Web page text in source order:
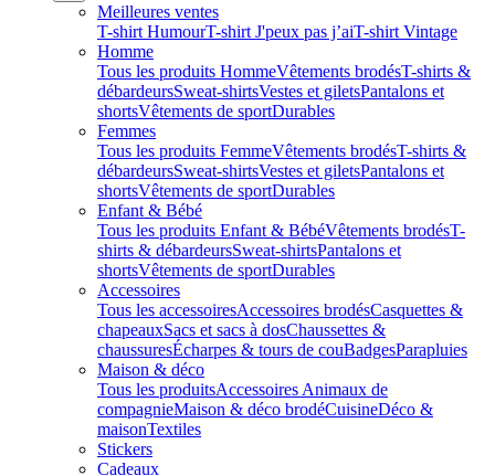
Meilleures ventes
T-shirt HumourT-shirt J'peux pas j’aiT-shirt Vintage
Homme
Tous les produits HommeVêtements brodésT-shirts &
débardeursSweat-shirtsVestes et giletsPantalons et
shortsVêtements de sportDurables
Femmes
Tous les produits FemmeVêtements brodésT-shirts &
débardeursSweat-shirtsVestes et giletsPantalons et
shortsVêtements de sportDurables
Enfant & Bébé
Tous les produits Enfant & BébéVêtements brodésT-
shirts & débardeursSweat-shirtsPantalons et
shortsVêtements de sportDurables
Accessoires
Tous les accessoiresAccessoires brodésCasquettes &
chapeauxSacs et sacs à dosChaussettes &
chaussuresÉcharpes & tours de couBadgesParapluies
Maison & déco
Tous les produitsAccessoires Animaux de
compagnieMaison & déco brodéCuisineDéco &
maisonTextiles
Stickers
Cadeaux